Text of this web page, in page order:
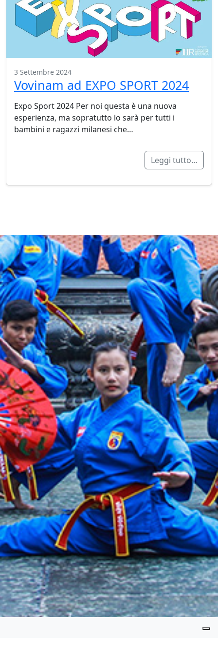
3 Settembre 2024
Vovinam ad EXPO SPORT 2024
Expo Sport 2024 Per noi questa è una nuova
esperienza, ma sopratutto lo sarà per tutti i
bambini e ragazzi milanesi che…
Leggi tutto…